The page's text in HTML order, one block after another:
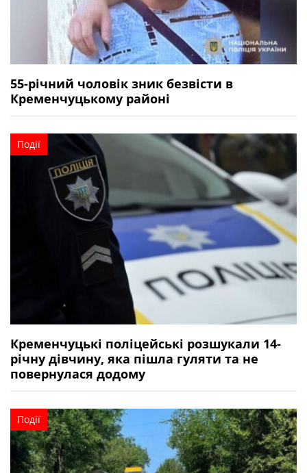
55-річний чоловік зник безвісти в
Кременчуцькому районі
Події
Кременчуцькі поліцейські розшукали 14-
річну дівчину, яка пішла гуляти та не
повернулася додому
Події